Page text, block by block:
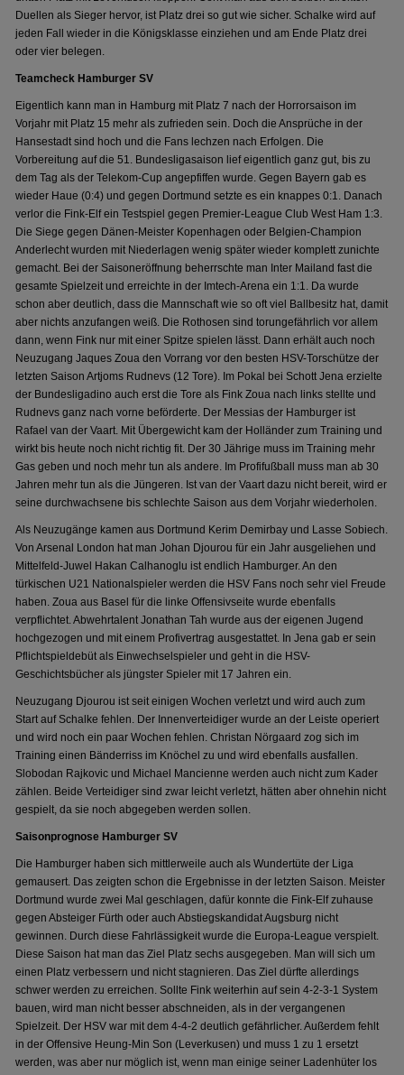
Duellen als Sieger hervor, ist Platz drei so gut wie sicher. Schalke wird auf
jeden Fall wieder in die Königsklasse einziehen und am Ende Platz drei
oder vier belegen.
Teamcheck Hamburger SV
Eigentlich kann man in Hamburg mit Platz 7 nach der Horrorsaison im
Vorjahr mit Platz 15 mehr als zufrieden sein. Doch die Ansprüche in der
Hansestadt sind hoch und die Fans lechzen nach Erfolgen. Die
Vorbereitung auf die 51. Bundesligasaison lief eigentlich ganz gut, bis zu
dem Tag als der Telekom-Cup angepfiffen wurde. Gegen Bayern gab es
wieder Haue (0:4) und gegen Dortmund setzte es ein knappes 0:1. Danach
verlor die Fink-Elf ein Testspiel gegen Premier-League Club West Ham 1:3.
Die Siege gegen Dänen-Meister Kopenhagen oder Belgien-Champion
Anderlecht wurden mit Niederlagen wenig später wieder komplett zunichte
gemacht. Bei der Saisoneröffnung beherrschte man Inter Mailand fast die
gesamte Spielzeit und erreichte in der Imtech-Arena ein 1:1. Da wurde
schon aber deutlich, dass die Mannschaft wie so oft viel Ballbesitz hat, damit
aber nichts anzufangen weiß. Die Rothosen sind torungefährlich vor allem
dann, wenn Fink nur mit einer Spitze spielen lässt. Dann erhält auch noch
Neuzugang Jaques Zoua den Vorrang vor den besten HSV-Torschütze der
letzten Saison Artjoms Rudnevs (12 Tore). Im Pokal bei Schott Jena erzielte
der Bundesligadino auch erst die Tore als Fink Zoua nach links stellte und
Rudnevs ganz nach vorne beförderte. Der Messias der Hamburger ist
Rafael van der Vaart. Mit Übergewicht kam der Holländer zum Training und
wirkt bis heute noch nicht richtig fit. Der 30 Jährige muss im Training mehr
Gas geben und noch mehr tun als andere. Im Profifußball muss man ab 30
Jahren mehr tun als die Jüngeren. Ist van der Vaart dazu nicht bereit, wird er
seine durchwachsene bis schlechte Saison aus dem Vorjahr wiederholen.
Als Neuzugänge kamen aus Dortmund Kerim Demirbay und Lasse Sobiech.
Von Arsenal London hat man Johan Djourou für ein Jahr ausgeliehen und
Mittelfeld-Juwel Hakan Calhanoglu ist endlich Hamburger. An den
türkischen U21 Nationalspieler werden die HSV Fans noch sehr viel Freude
haben. Zoua aus Basel für die linke Offensivseite wurde ebenfalls
verpflichtet. Abwehrtalent Jonathan Tah wurde aus der eigenen Jugend
hochgezogen und mit einem Profivertrag ausgestattet. In Jena gab er sein
Pflichtspieldebüt als Einwechselspieler und geht in die HSV-
Geschichtsbücher als jüngster Spieler mit 17 Jahren ein.
Neuzugang Djourou ist seit einigen Wochen verletzt und wird auch zum
Start auf Schalke fehlen. Der Innenverteidiger wurde an der Leiste operiert
und wird noch ein paar Wochen fehlen. Christan Nörgaard zog sich im
Training einen Bänderriss im Knöchel zu und wird ebenfalls ausfallen.
Slobodan Rajkovic und Michael Mancienne werden auch nicht zum Kader
zählen. Beide Verteidiger sind zwar leicht verletzt, hätten aber ohnehin nicht
gespielt, da sie noch abgegeben werden sollen.
Saisonprognose Hamburger SV
Die Hamburger haben sich mittlerweile auch als Wundertüte der Liga
gemausert. Das zeigten schon die Ergebnisse in der letzten Saison. Meister
Dortmund wurde zwei Mal geschlagen, dafür konnte die Fink-Elf zuhause
gegen Absteiger Fürth oder auch Abstiegskandidat Augsburg nicht
gewinnen. Durch diese Fahrlässigkeit wurde die Europa-League verspielt.
Diese Saison hat man das Ziel Platz sechs ausgegeben. Man will sich um
einen Platz verbessern und nicht stagnieren. Das Ziel dürfte allerdings
schwer werden zu erreichen. Sollte Fink weiterhin auf sein 4-2-3-1 System
bauen, wird man nicht besser abschneiden, als in der vergangenen
Spielzeit. Der HSV war mit dem 4-4-2 deutlich gefährlicher. Außerdem fehlt
in der Offensive Heung-Min Son (Leverkusen) und muss 1 zu 1 ersetzt
werden, was aber nur möglich ist, wenn man einige seiner Ladenhüter los